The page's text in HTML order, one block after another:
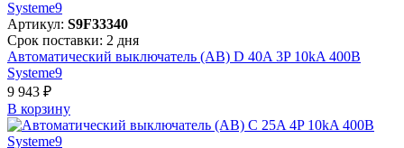
Артикул: S9F33340
Срок поставки: 2 дня
Автоматический выключатель (АВ) D 40A 3P 10kA 400В
Systeme9
9 943 ₽
В корзинy